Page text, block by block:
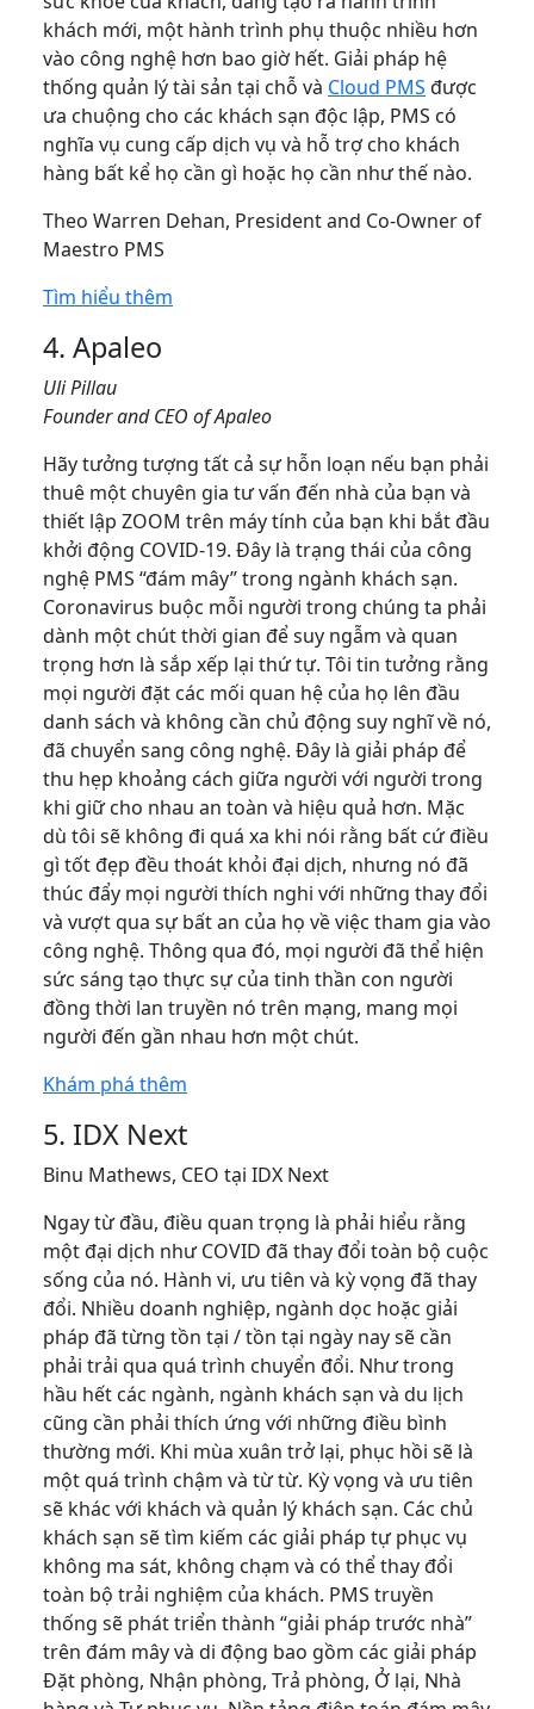
khách mới, một hành trình phụ thuộc nhiều hơn
vào công nghệ hơn bao giờ hết. Giải pháp hệ
thống quản lý tài sản tại chỗ và Cloud PMS được
ưa chuộng cho các khách sạn độc lập, PMS có
nghĩa vụ cung cấp dịch vụ và hỗ trợ cho khách
hàng bất kể họ cần gì hoặc họ cần như thế nào.
Theo Warren Dehan, President and Co-Owner of
Maestro PMS
Tìm hiểu thêm
4. Apaleo
Uli Pillau
Founder and CEO of Apaleo
Hãy tưởng tượng tất cả sự hỗn loạn nếu bạn phải
thuê một chuyên gia tư vấn đến nhà của bạn và
thiết lập ZOOM trên máy tính của bạn khi bắt đầu
khởi động COVID-19. Đây là trạng thái của công
nghệ PMS “đám mây” trong ngành khách sạn.
Coronavirus buộc mỗi người trong chúng ta phải
dành một chút thời gian để suy ngẫm và quan
trọng hơn là sắp xếp lại thứ tự. Tôi tin tưởng rằng
mọi người đặt các mối quan hệ của họ lên đầu
danh sách và không cần chủ động suy nghĩ về nó,
đã chuyển sang công nghệ. Đây là giải pháp để
thu hẹp khoảng cách giữa người với người trong
khi giữ cho nhau an toàn và hiệu quả hơn. Mặc
dù tôi sẽ không đi quá xa khi nói rằng bất cứ điều
gì tốt đẹp đều thoát khỏi đại dịch, nhưng nó đã
thúc đẩy mọi người thích nghi với những thay đổi
và vượt qua sự bất an của họ về việc tham gia vào
công nghệ. Thông qua đó, mọi người đã thể hiện
sức sáng tạo thực sự của tinh thần con người
đồng thời lan truyền nó trên mạng, mang mọi
người đến gần nhau hơn một chút.
Khám phá thêm
5. IDX Next
Binu Mathews, CEO tại IDX Next
Ngay từ đầu, điều quan trọng là phải hiểu rằng
một đại dịch như COVID đã thay đổi toàn bộ cuộc
sống của nó. Hành vi, ưu tiên và kỳ vọng đã thay
đổi. Nhiều doanh nghiệp, ngành dọc hoặc giải
pháp đã từng tồn tại / tồn tại ngày nay sẽ cần
phải trải qua quá trình chuyển đổi. Như trong
hầu hết các ngành, ngành khách sạn và du lịch
cũng cần phải thích ứng với những điều bình
thường mới. Khi mùa xuân trở lại, phục hồi sẽ là
một quá trình chậm và từ từ. Kỳ vọng và ưu tiên
sẽ khác với khách và quản lý khách sạn. Các chủ
khách sạn sẽ tìm kiếm các giải pháp tự phục vụ
không ma sát, không chạm và có thể thay đổi
toàn bộ trải nghiệm của khách. PMS truyền
thống sẽ phát triển thành “giải pháp trước nhà”
trên đám mây và di động bao gồm các giải pháp
Đặt phòng, Nhận phòng, Trả phòng, Ở lại, Nhà